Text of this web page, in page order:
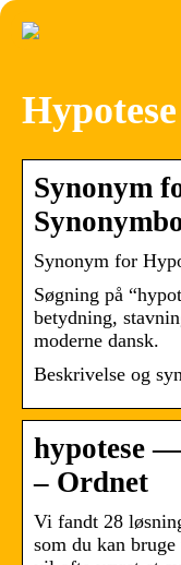
Synonym
Synonym for
Søgning på
betydning,
moderne dansk.
Beskrivelse og
hypotese
– Ordnet
Vi fandt 28
som du kan